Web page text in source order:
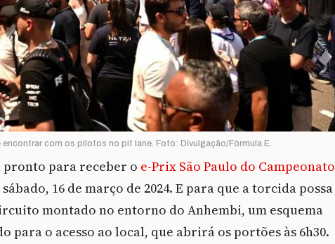
encontrar com os pilotos no pit lane. Foto: Divulgação/Fórmula E.
pronto para receber o e-Prix São Paulo do Campeonato
sábado, 16 de março de 2024. E para que a torcida possa
montado no entorno do Anhembi, um esquema
para o acesso ao local, que abrirá os portões às 6h30.